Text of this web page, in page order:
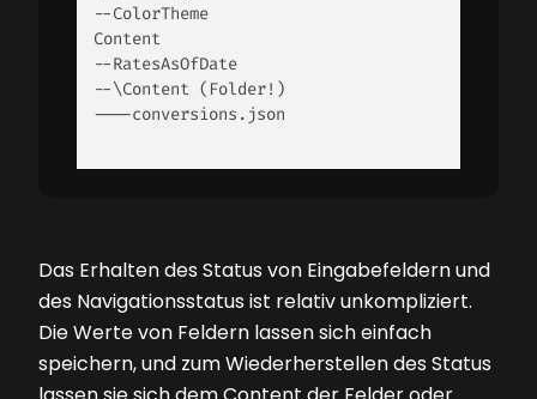
--ColorTheme
--RatesAsOfDate
--\Content (Folder!)
----conversions .json
Das Erhalten des Status von Eingabefeldern und
des Navigationsstatus ist relativ unkompliziert.
Die Werte von Feldern lassen sich einfach
speichern, und zum Wiederherstellen des Status